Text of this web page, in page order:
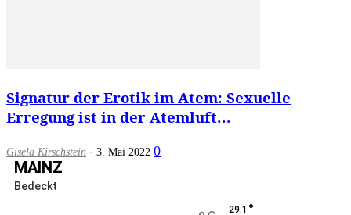
Signatur der Erotik im Atem: Sexuelle
Erregung ist in der Atemluft...
Gisela Kirschstein - 3. Mai 2022 0
MAINZ
Bedeckt
29.1 °